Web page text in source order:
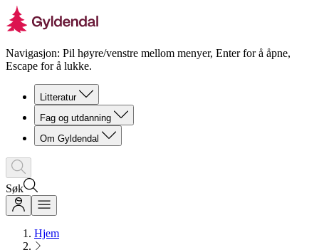
Navigasjon: Pil høyre/venstre mellom menyer, Enter for å åpne,
Escape for å lukke.
Litteratur
Fag og utdanning
Om Gyldendal
Søk
Hjem